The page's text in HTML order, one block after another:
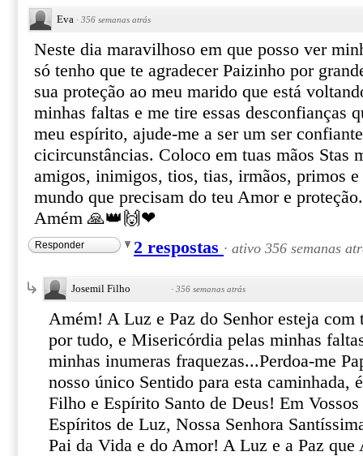
Eva · 356 semanas atrás
Neste dia maravilhoso em que posso ver
só tenho que te agradecer Paizinho por
sua proteção ao meu marido que está
minhas faltas e me tire essas desconfianças
meu espírito, ajude-me a ser um ser
cicircunstâncias. Coloco em tuas mãos Stas
amigos, inimigos, tios, tias, irmãos, primos
mundo que precisam do teu Amor e
Amém 🙏👑🙌❤
Responder 2 respostas · ativo 356 semanas
Josemil Filho · 356 semanas atrás
Amém! A Luz e Paz do Senhor esteja com
por tudo, e Misericórdia pelas minhas
minhas inumeras fraquezas...Perdoa-me
nosso único Sentido para esta caminhada,
Filho e Espírito Santo de Deus! Em
Espíritos de Luz, Nossa Senhora
Pai da Vida e do Amor! A Luz e a Paz que